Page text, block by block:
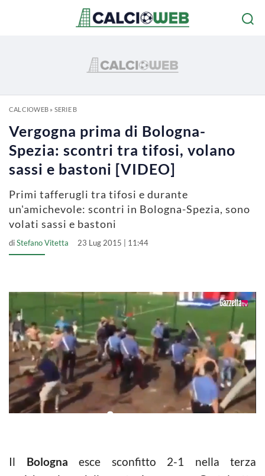
CALCIOWEB» SERIE B
Vergogna prima di Bologna-
Spezia: scontri tra tifosi, volano
sassi e bastoni [VIDEO]
Primi tafferugli tra tifosi e durante
un'amichevole: scontri in Bologna-Spezia, sono
volati sassi e bastoni
diStefano Vitetta 23 Lug 2015 | 11:44
Il Bologna esce sconfitto 2-1 nella terza